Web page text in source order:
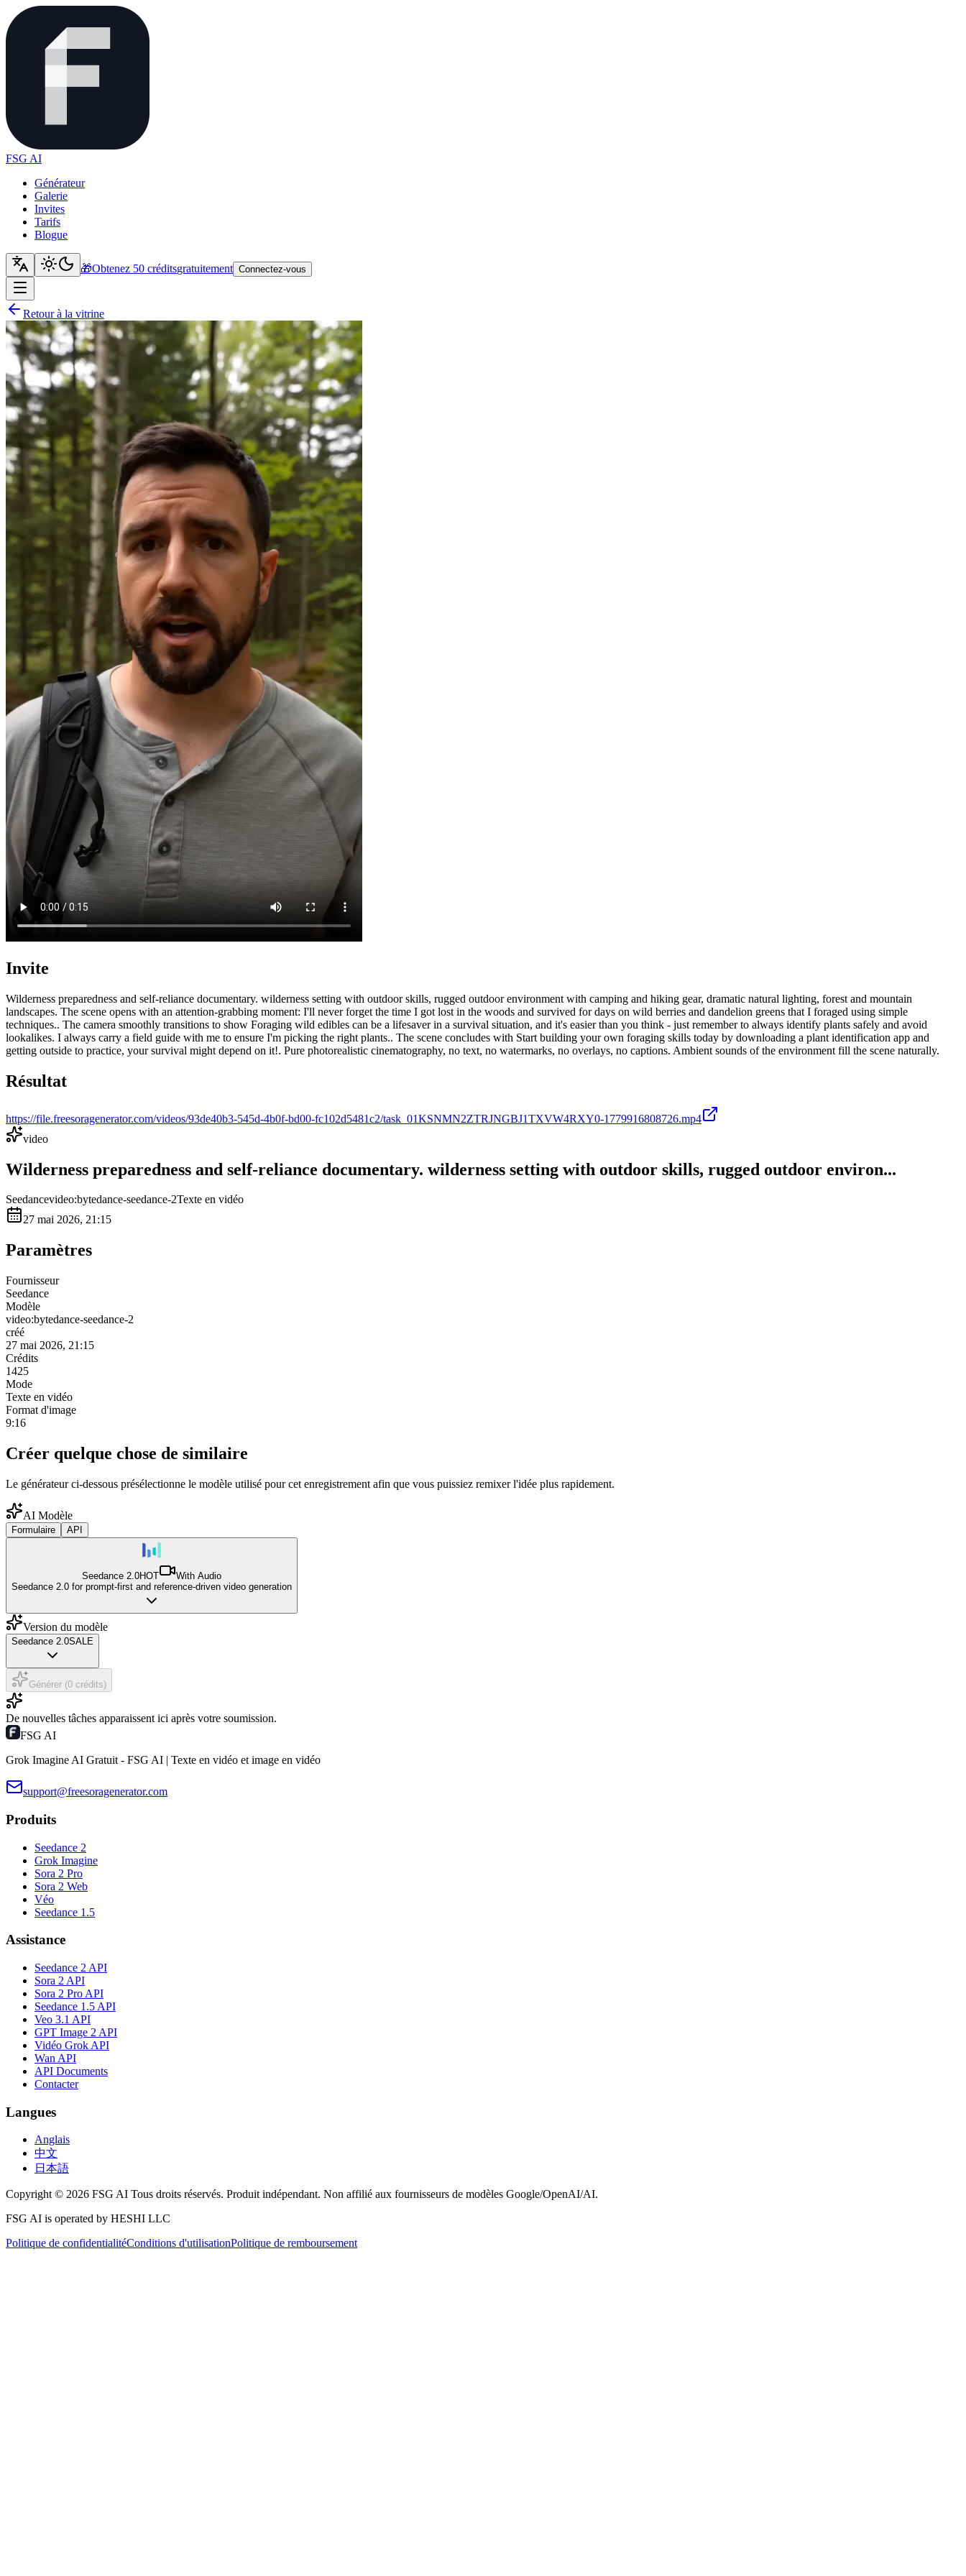
FSG AI
Générateur
Galerie
Invites
Tarifs
Blogue
🎁Obtenez 50 créditsgratuitement Connectez-vous
Retour à la vitrine
Invite
Wilderness preparedness and self-reliance documentary. wilderness setting with outdoor skills, rugged outdoor environment with camping and hiking gear, dramatic natural lighting, forest and mountain
landscapes. The scene opens with an attention-grabbing moment: I'll never forget the time I got lost in the woods and survived for days on wild berries and dandelion greens that I foraged using simple
techniques.. The camera smoothly transitions to show Foraging wild edibles can be a lifesaver in a survival situation, and it's easier than you think - just remember to always identify plants safely and avoid
lookalikes. I always carry a field guide with me to ensure I'm picking the right plants.. The scene concludes with Start building your own foraging skills today by downloading a plant identification app and
getting outside to practice, your survival might depend on it!. Pure photorealistic cinematography, no text, no watermarks, no overlays, no captions. Ambient sounds of the environment fill the scene naturally.
Résultat
https://file.freesoragenerator.com/videos/93de40b3-545d-4b0f-bd00-fc102d5481c2/task_01KSNMN2ZTRJNGBJ1TXVW4RXY0-1779916808726.mp4
video
Wilderness preparedness and self-reliance documentary. wilderness setting with outdoor skills, rugged outdoor environ...
Seedancevideo:bytedance-seedance-2Texte en vidéo
27 mai 2026, 21:15
Paramètres
Fournisseur
Seedance
Modèle
video:bytedance-seedance-2
créé
27 mai 2026, 21:15
Crédits
1425
Mode
Texte en vidéo
Format d'image
9:16
Créer quelque chose de similaire
Le générateur ci-dessous présélectionne le modèle utilisé pour cet enregistrement afin que vous puissiez remixer l'idée plus rapidement.
AI Modèle
Formulaire API
Seedance 2.0HOT
With Audio
Seedance 2.0 for prompt-first and reference-driven video generation
Version du modèle
Seedance 2.0SALE
Générer (0 crédits)
De nouvelles tâches apparaissent ici après votre soumission.
FSG AI
Grok Imagine AI Gratuit - FSG AI | Texte en vidéo et image en vidéo
support@freesoragenerator.com
Produits
Seedance 2
Grok Imagine
Sora 2 Pro
Sora 2 Web
Véo
Seedance 1.5
Assistance
Seedance 2 API
Sora 2 API
Sora 2 Pro API
Seedance 1.5 API
Veo 3.1 API
GPT Image 2 API
Vidéo Grok API
Wan API
API Documents
Contacter
Langues
Anglais
中文
日本語
Copyright © 2026 FSG AI Tous droits réservés. Produit indépendant. Non affilié aux fournisseurs de modèles Google/OpenAI/AI.
FSG AI is operated by HESHI LLC
Politique de confidentialitéConditions d'utilisationPolitique de remboursement